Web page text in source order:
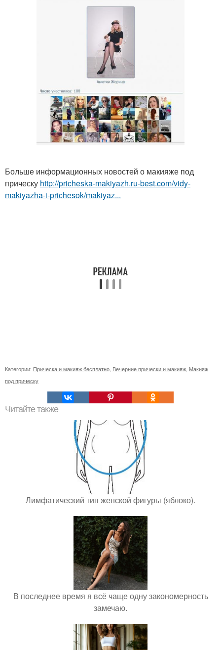
Больше информационных новостей о макияже под
прическу http://pricheska-makiyazh.ru-best.com/vidy-
makiyazha-i-prichesok/makiyaz...
Категории: Прическа и макияж бесплатно, Вечерние прически и макияж, Макияж
под прическу
Читайте также
Лимфатический тип женской фигуры (яблоко).
В последнее время я всё чаще одну закономерность
замечаю.